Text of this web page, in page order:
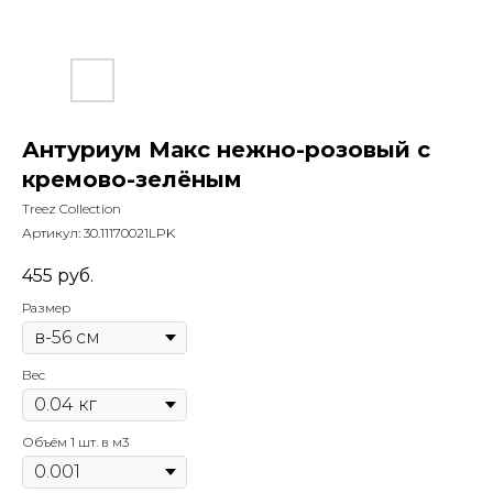
Антуриум Макс нежно-розовый с
кремово-зелёным
Treez Collection
Артикул: 30.11170021LPK
455 руб.
Размер
Вес
Объём 1 шт. в м3